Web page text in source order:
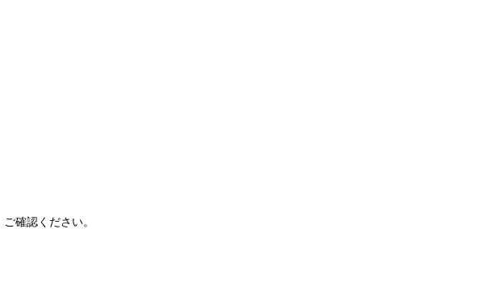
確認ください。